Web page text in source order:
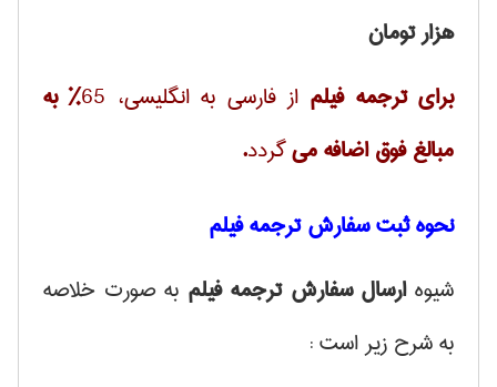
هزار تومان
برای ترجمه فیلماز فارسی به انگلیسی، 65
% به
مبالغ فوق اضافه میگردد.
نحوه ثبت سفارش ترجمه فیلم
شیوهارسال سفارش ترجمه فیلم به صورت خلاصه
به شرح زیر است :